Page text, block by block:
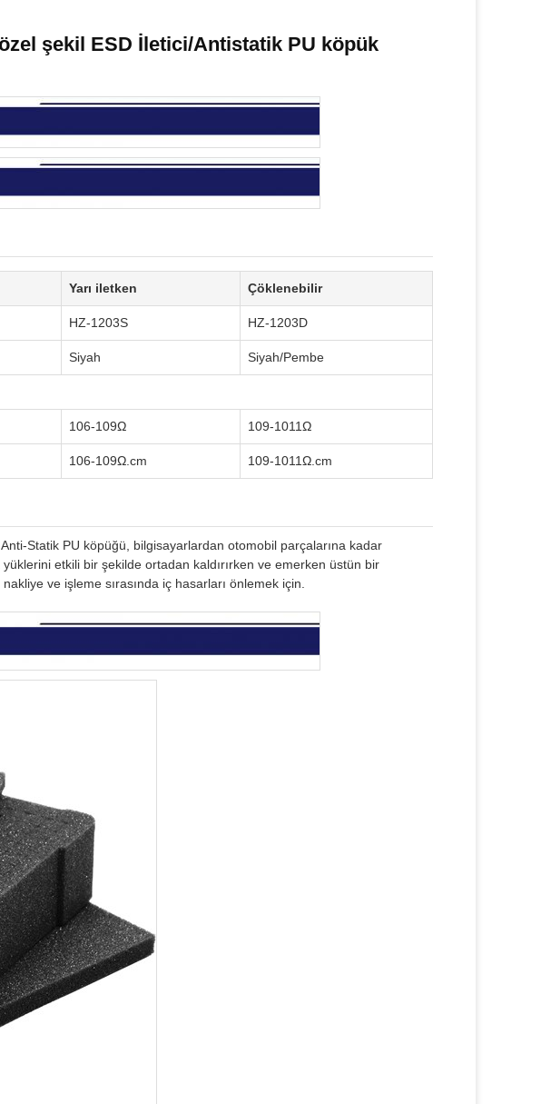
şekil ESD İletici/Antistatik PU köpük
Yarı iletken Çöklenebilir
HZ-1203S HZ-1203D
Siyah Siyah/Pembe
106-109Ω 109-1011Ω
106-109Ω.cm 109-1011Ω.cm
Anti-Statik PU köpüğü, bilgisayarlardan otomobil parçalarına kadar
etkili bir şekilde ortadan kaldırırken ve emerken üstün bir
ve işleme sırasında iç hasarları önlemek için.